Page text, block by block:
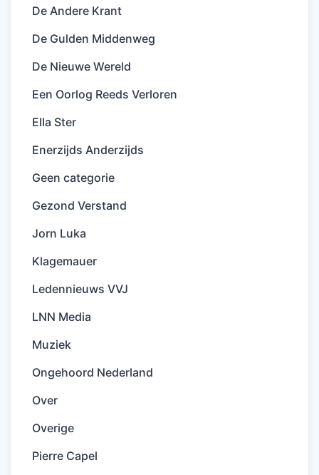
De Andere Krant
De Gulden Middenweg
De Nieuwe Wereld
Een Oorlog Reeds Verloren
Ella Ster
Enerzijds Anderzijds
Geen categorie
Gezond Verstand
Jorn Luka
Klagemauer
Ledennieuws VVJ
LNN Media
Muziek
Ongehoord Nederland
Over
Overige
Pierre Capel